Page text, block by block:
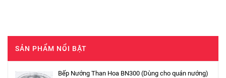
SẢN PHẨM NỔI BẬT
Bếp Nướng Than Hoa BN300 (Dùng cho quán nướng)